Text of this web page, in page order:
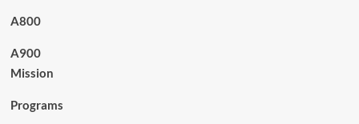
A800
A900
Mission
Programs